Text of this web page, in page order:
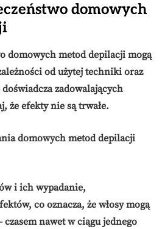
domowych
domowych metod depilacji mogą
od użytej techniki oraz
zadowalających
że efekty nie są trwałe.
domowych metod depilacji
i ich wypadanie,
co oznacza, że włosy mogą
czasem nawet w ciągu jednego